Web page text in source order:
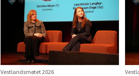
Vestlandsmøtet 2026